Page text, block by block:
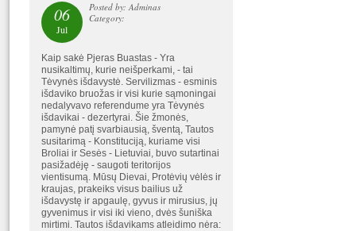
06
Jul
Posted by: Adminas
Category:
Kaip sakė Pjeras Buastas - Yra
nusikaltimų, kurie neišperkami, - tai
Tėvynės išdavystė. Servilizmas - esminis
išdaviko bruožas ir visi kurie sąmoningai
nedalyvavo referendume yra Tėvynės
išdavikai - dezertyrai. Šie žmonės,
pamynė patį svarbiausią, šventą, Tautos
susitarimą - Konstituciją, kuriame visi
Broliai ir Sesės - Lietuviai, buvo sutartinai
pasižadėję - saugoti teritorijos
vientisumą. Mūsų Dievai, Protėvių vėlės ir
kraujas, prakeiks visus bailius už
išdavystę ir apgaulę, gyvus ir mirusius, jų
gyvenimus ir visi iki vieno, dvės šuniška
mirtimi. Tautos išdavikams atleidimo nėra: